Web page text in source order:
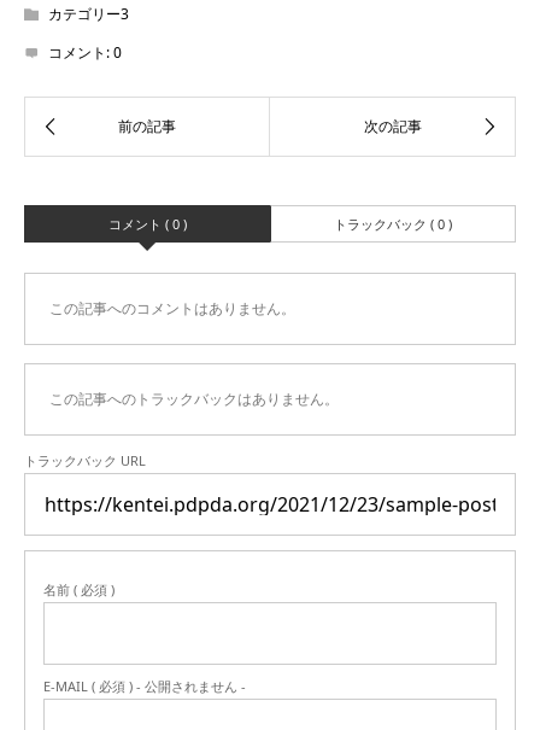
カテゴリー3
コメント:0
コメント ( 0 ) トラックバック ( 0 )
この記事へのコメントはありません。
この記事へのトラックバックはありません。
トラックバック URL
名前 ( 必須 )
E-MAIL ( 必須 ) - 公開されません -